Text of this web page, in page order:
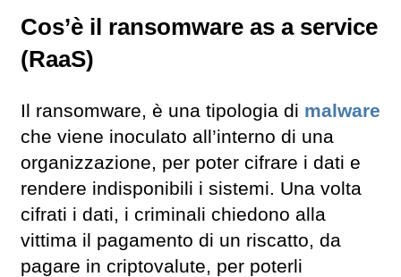
Cos’è il ransomware as a service
(RaaS)
Il ransomware, è una tipologia di malware
che viene inoculato all’interno di una
organizzazione, per poter cifrare i dati e
rendere indisponibili i sistemi. Una volta
cifrati i dati, i criminali chiedono alla
vittima il pagamento di un riscatto, da
pagare in criptovalute, per poterli